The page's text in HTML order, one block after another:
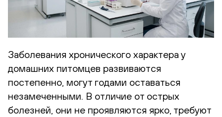
Заболевания хронического характера у
домашних питомцев развиваются
постепенно, могут годами оставаться
незамеченными. В отличие от острых
болезней, они не проявляются ярко, требуют